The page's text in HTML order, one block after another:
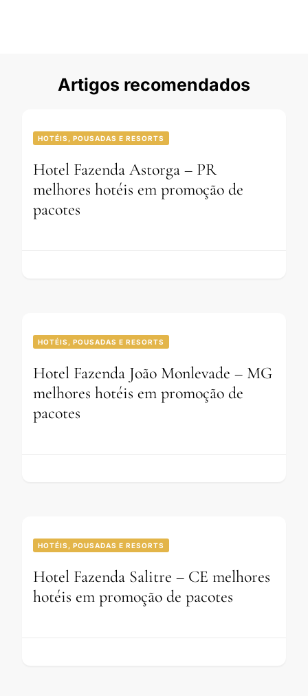
Artigos recomendados
HOTÉIS, POUSADAS E RESORTS
Hotel Fazenda Astorga – PR
melhores hotéis em promoção de
pacotes
HOTÉIS, POUSADAS E RESORTS
Hotel Fazenda João Monlevade – MG
melhores hotéis em promoção de
pacotes
HOTÉIS, POUSADAS E RESORTS
Hotel Fazenda Salitre – CE melhores
hotéis em promoção de pacotes